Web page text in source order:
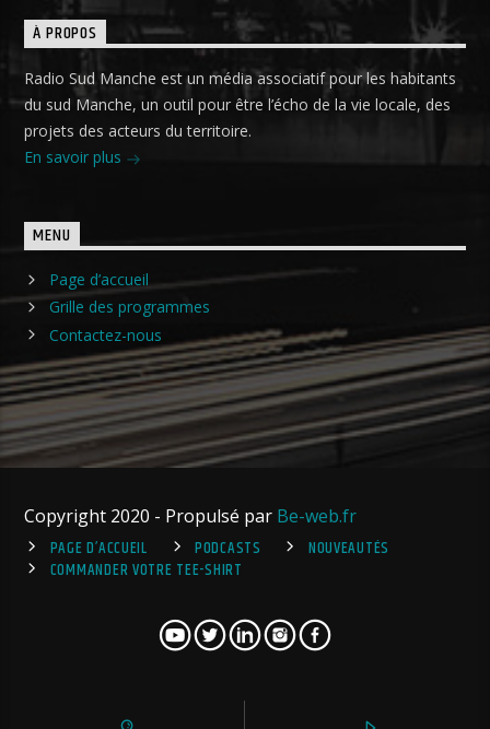
À PROPOS
Radio Sud Manche est un média associatif pour les habitants
du sud Manche, un outil pour être l’écho de la vie locale, des
projets des acteurs du territoire.
En savoir plus
MENU
Page d’accueil
Grille des programmes
Contactez-nous
Copyright 2020 - Propulsé par Be-web.fr
PAGE D’ACCUEIL
PODCASTS
NOUVEAUTÉS
COMMANDER VOTRE TEE-SHIRT